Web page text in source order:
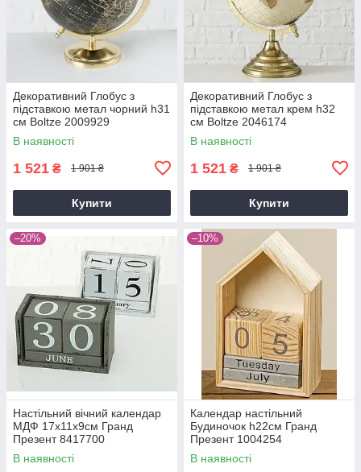
Декоративний Глобус з
підставкою метал чорний h31
см Boltze 2009929
В наявності
1 521 ₴ 1 901 ₴
Купити
Декоративний Глобус з
підставкою метал крем h32
см Boltze 2046174
В наявності
1 521 ₴ 1 901 ₴
Купити
–20%
Настільний вічний календар
МДФ 17x11x9см Гранд
Презент 8417700
В наявності
–10%
Календар настільний
Будиночок h22см Гранд
Презент 1004254
В наявності